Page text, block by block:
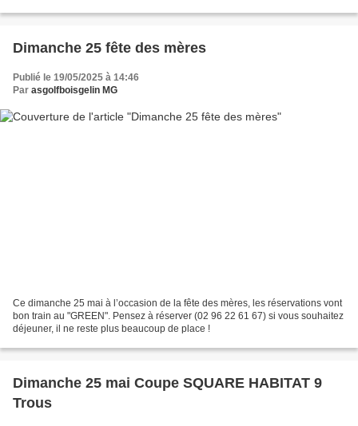
Dimanche 25 fête des mères
Publié le 19/05/2025 à 14:46
Par asgolfboisgelin MG
Ce dimanche 25 mai à l’occasion de la fête des mères, les réservations vont
bon train au "GREEN". Pensez à réserver (02 96 22 61 67) si vous souhaitez
déjeuner, il ne reste plus beaucoup de place !
Dimanche 25 mai Coupe SQUARE HABITAT 9
Trous